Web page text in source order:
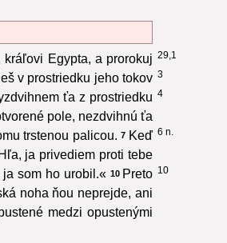
29,1
kráľovi Egypta, a prorokuj
3
v prostriedku jeho tokov
4
ťa z prostriedku
pole, nezdvihnú ťa
6 n.
trstenou palicou. 7 Keď
ja privediem proti tebe
som ho urobil.« 10 10
Preto
noha ňou neprejde, ani
medzi opustenými